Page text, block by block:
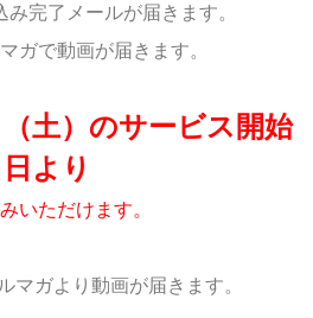
完了メールが届きます。
ガで動画が届きます。
土）のサービス開始
日より
いただけます。
マガより動画が届きます。